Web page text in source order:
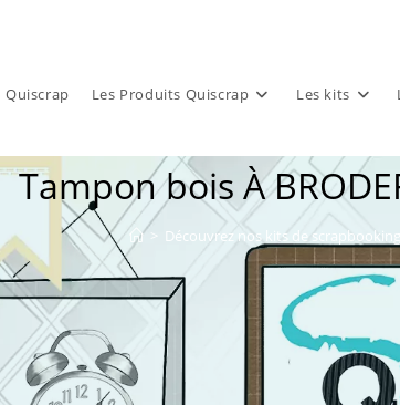
Quiscrap Les Produits Quiscrap Les kits
Tampon bois À
> Découvrez nos kits de scrapbooking